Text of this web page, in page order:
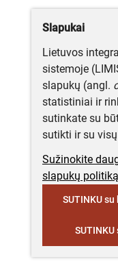
Slapukai
Lietuvos
sistemoje
slapukų (angl.
statistiniai ir
sutinkate su
sutikti ir su
Sužinokite
slapukų
SUTINKU